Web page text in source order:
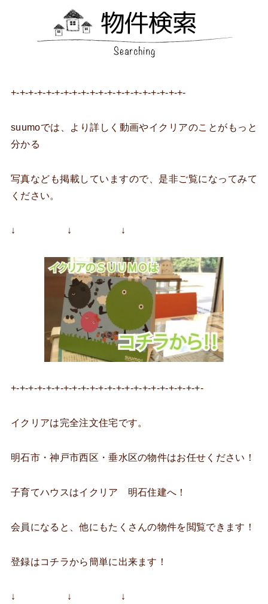
+-+-+-+-+-+-+-+-+-+-+-+-+-+-+-+-+-+-+-+-
suumoでは、より詳しく動画やイクリアのことがもっと
分かる
写真なども掲載していますので、是非ご覧になってみて
ください。
↓ ↓ ↓
+-+-+-+-+-+-+-+-+-+-+-+-+-+-+-+-+-+-+-+-+-+-
イクリアは完全注文住宅です。
明石市・神戸市西区・垂水区の物件はお任せください！
子育てハウスはイクリア 明石住建へ！
会員になると、他にもたくさんの物件を閲覧できます！
登録はコチラから簡単に出来ます！
↓ ↓ ↓